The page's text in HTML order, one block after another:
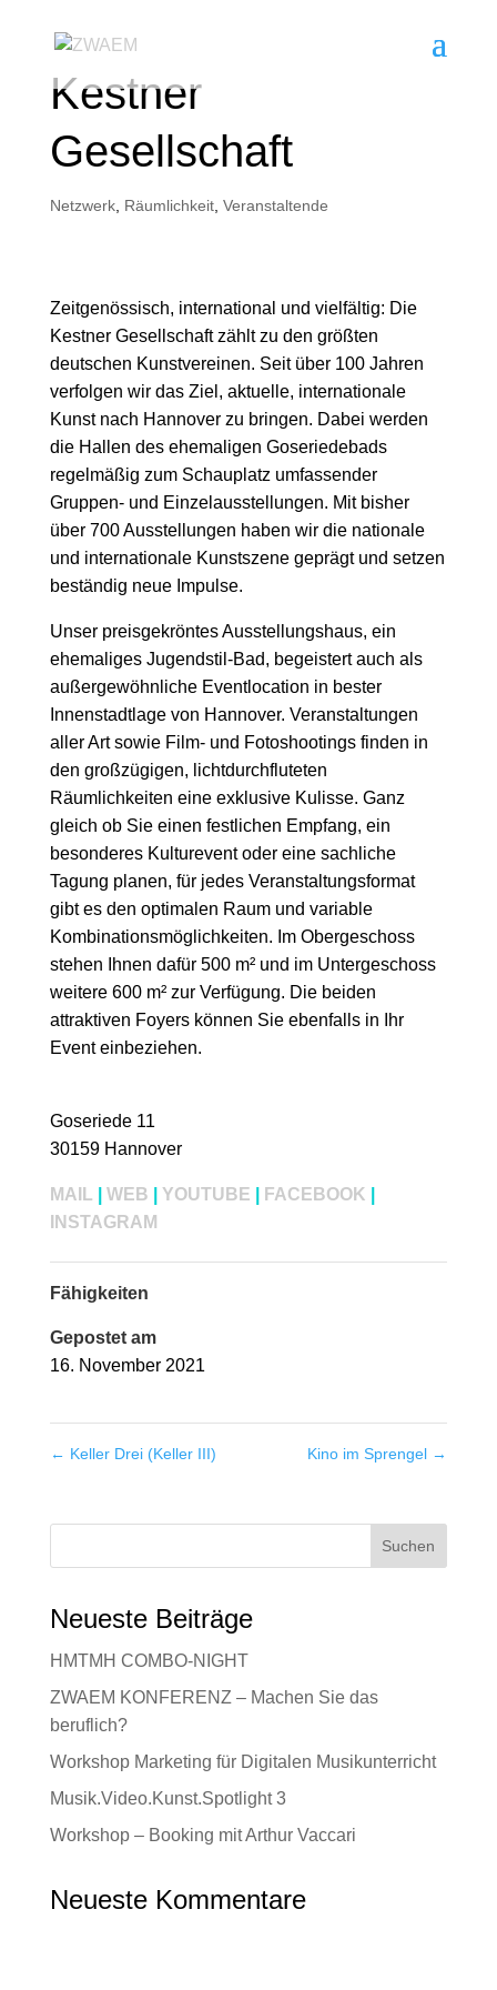
Kestner
Gesellschaft
Netzwerk, Räumlichkeit, Veranstaltende
Zeitgenössisch, international und vielfältig: Die
Kestner Gesellschaft zählt zu den größten
deutschen Kunstvereinen. Seit über 100 Jahren
verfolgen wir das Ziel, aktuelle, internationale
Kunst nach Hannover zu bringen. Dabei werden
die Hallen des ehemaligen Goseriedebads
regelmäßig zum Schauplatz umfassender
Gruppen- und Einzelausstellungen. Mit bisher
über 700 Ausstellungen haben wir die nationale
und internationale Kunstszene geprägt und setzen
beständig neue Impulse.
Unser preisgekröntes Ausstellungshaus, ein
ehemaliges Jugendstil-Bad, begeistert auch als
außergewöhnliche Eventlocation in bester
Innenstadtlage von Hannover. Veranstaltungen
aller Art sowie Film- und Fotoshootings finden in
den großzügigen, lichtdurchfluteten
Räumlichkeiten eine exklusive Kulisse. Ganz
gleich ob Sie einen festlichen Empfang, ein
besonderes Kulturevent oder eine sachliche
Tagung planen, für jedes Veranstaltungsformat
gibt es den optimalen Raum und variable
Kombinationsmöglichkeiten. Im Obergeschoss
stehen Ihnen dafür 500 m² und im Untergeschoss
weitere 600 m² zur Verfügung. Die beiden
attraktiven Foyers können Sie ebenfalls in Ihr
Event einbeziehen.
Goseriede 11
30159 Hannover
MAIL WEB YOUTUBE FACEBOOK
INSTAGRAM
Fähigkeiten
Gepostet am
16. November 2021
← Keller Drei (Keller III) Kino im Sprengel →
Neueste Beiträge
HMTMH COMBO-NIGHT
ZWAEM KONFERENZ – Machen Sie das
beruflich?
Workshop Marketing für Digitalen Musikunterricht
Musik.Video.Kunst.Spotlight 3
Workshop – Booking mit Arthur Vaccari
Neueste Kommentare